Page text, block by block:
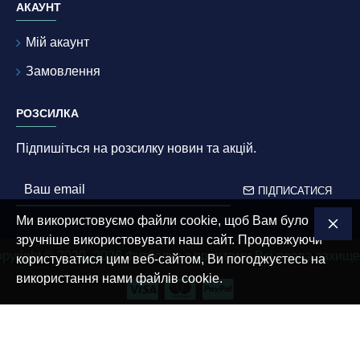
АКАУНТ
Мій акаунт
Замовлення
РОЗСИЛКА
Підпишіться на розсилку новин та акцій.
ПІДПИСАТИСЯ
© 2020–2026 Футболки з принтами Всі права
Ми використовуємо файли cookie, щоб Вам було
зручніше використовувати наш сайт. Продовжуючи
користуватися цим веб-сайтом, Ви погоджуєтесь на
використання нами файлів cookie.